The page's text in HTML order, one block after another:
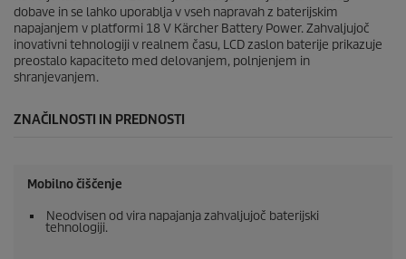
dobave in se lahko uporablja v vseh napravah z baterijskim
napajanjem v platformi 18 V Kärcher Battery Power. Zahvaljujoč
inovativni tehnologiji v realnem času, LCD zaslon baterije prikazuje
preostalo kapaciteto med delovanjem, polnjenjem in
shranjevanjem.
ZNAČILNOSTI IN PREDNOSTI
Mobilno čiščenje
Neodvisen od vira napajanja zahvaljujoč baterijski
tehnologiji.